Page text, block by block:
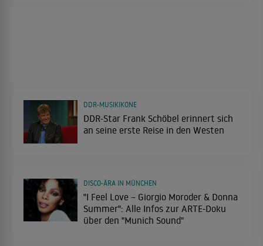
DDR-Star Frank Schöbel erinnert sich
an seine erste Reise in den Westen
DDR-MUSIKIKONE
"I Feel Love – Giorgio Moroder & Donna
Summer": Alle Infos zur ARTE-Doku
über den "Munich Sound"
DISCO-ÄRA IN MÜNCHEN